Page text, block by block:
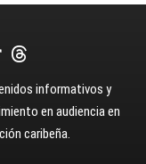
informativos y
en audiencia en
caribeña.